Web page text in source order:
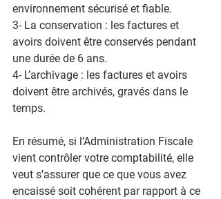
environnement sécurisé et fiable.
3- La conservation : les factures et
avoirs doivent être conservés pendant
une durée de 6 ans.
4- L’archivage : les factures et avoirs
doivent être archivés, gravés dans le
temps.
En résumé, si l’Administration Fiscale
vient contrôler votre comptabilité, elle
veut s’assurer que ce que vous avez
encaissé soit cohérent par rapport à ce